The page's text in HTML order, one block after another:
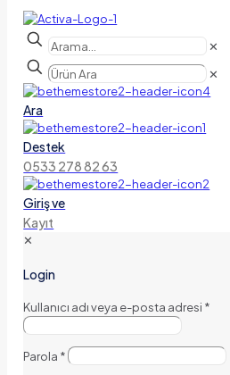
✕
✕
Ara
Destek
0533 278 82 63
Giriş ve
Kayıt
✕
Login
Kullanıcı adı veya e-posta adresi *
Parola *